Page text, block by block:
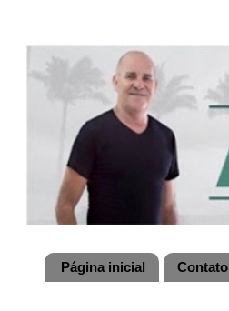
Página inicial Contato